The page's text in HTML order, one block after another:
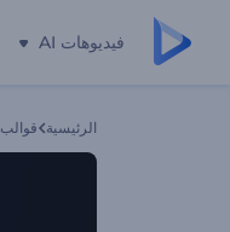
فيديوهات AI
الرئيسية قوالب